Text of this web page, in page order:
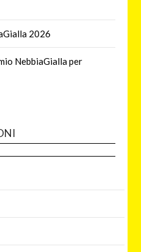
2026
NebbiaGialla per